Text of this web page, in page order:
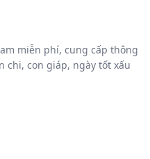
miễn phí, cung cấp thông
chi, con giáp, ngày tốt xấu